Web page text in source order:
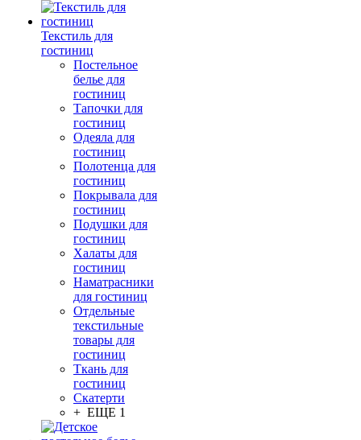
Текстиль для
гостиниц
Постельное
белье для
гостиниц
Тапочки для
гостиниц
Одеяла для
гостиниц
Полотенца для
гостиниц
Покрывала для
гостиниц
Подушки для
гостиниц
Халаты для
гостиниц
Наматрасники
для гостиниц
Отдельные
текстильные
товары для
гостиниц
Ткань для
гостиниц
Скатерти
+ ЕЩЕ 1